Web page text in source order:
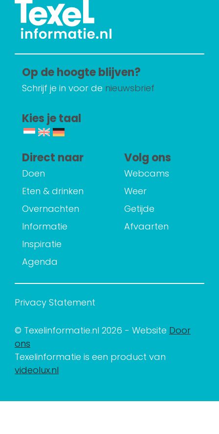
Op de hoogte blijven?
Schrijf je in voor de nieuwsbrief
Kies je taal
Direct naar
Doen
Eten & drinken
Overnachten
Informatie
Inspiratie
Agenda
Volg ons
Webcams
Weer
Getijde
Afvaarten
Privacy Statement
© Texelinformatie.nl 2026 - Website Door
ons
Texelinformatie is een product van
videolux.nl